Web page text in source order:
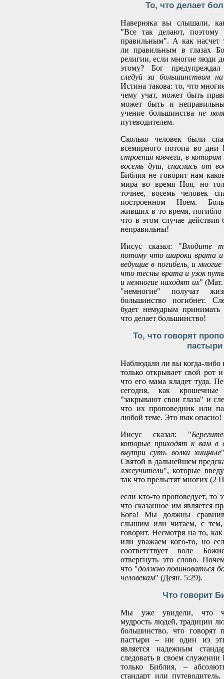
То, что делает
Наверняка вы слышали,
"Все так делают,
правильным". А как насчет
ли правильным в глазах
религии, если многие люди
этому? Бог
следуй за большинством
Истина такова: то, что
чему учат, может быть
может быть и
учение большинства не
путеводителем.
Сколько человек были
всемирного потопа во
строения ковчега, в
восемь душ, спаслись от
Библия не говорит нам
мира во время Ноя, но
точнее, восемь человек
построенном Ноем.
живших в то время, погибло
что в этом случае
неправильны!
Иисус сказал: "Входите
потому что широки врата и
ведущие в погибель, и
что тесны врата и узок
и немногие находят их" (Мат.
"немногие" получат
большинство погибнет.
будет немудрым принимать
что делает большинство!
То, что говорят
пастыри
Наблюдали ли вы когда-либо
только открывает свой рот
что его мама кладет туда.
сегодня, как
"закрывают свои глаза" и
что их проповедник или
любой теме. Это такопасно!
Иисус сказал: "
которые приходят к вам в
внутри суть волки хищные
Святой в дальнейшем
лжеучители", которые
так что прельстят многих (2
если кто-то проповедует, то
что сказанное им является
Бога! Мы должны
слышим или читаем, с
говорит. Несмотря на то,
или уважаем кого-то, но
соответствует воле
отвергнуть это слово.
что "должно повиноваться
человекам" (Деян. 5:29).
Что говорит
Мы уже увидели, что
мудрость людей, традиции
большинство, что говорят
пастыри – ни один из
является надежным
следовать в своем служении
только Библия, –
стандарт или